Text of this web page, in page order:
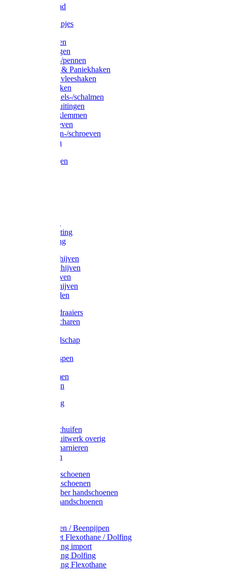
Waslijndraad
Simplexknipjes
Sleutelringen
Gelaste ringen
Borgveren-/pennen
Musketons & Paniekhaken
S-haken & vleeshaken
Karabijnhaken
Noodschakels-/schalmen
Harp-/D-sluitingen
Staaldraadklemmen
Spanschroeven
Ringmoeren-/schroeven
Puntkousen
Aanlegringen
Voetketting
Scheepsketting
Victorketting
Afbraamschijven
Doorslijpschijven
Lamelschijven
Diamantschijven
Laselektroden
Schroevendraaiers
Tangen / Scharen
Meetgereedschap
Vijlen / Raspen
Lijmklemmen
Waterpassen
Bouwbeslag
Grendels/schuifen
Hang en sluitwerk overig
Hengen/scharnieren
Scharnieren
Latex handschoenen
Leren handschoenen
PVC / Rubber handschoenen
Katoenen handschoenen
Plukmouwen / Beenpijpen
Reparatieset Flexothane / Dolfing
Regenkleding import
Regenkleding Dolfing
Regenkleding Flexothane